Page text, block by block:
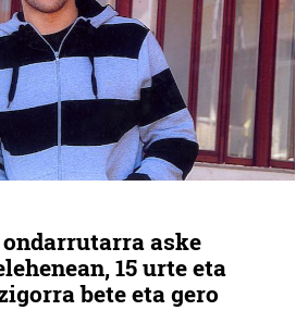
aske
15 urte eta
bete eta gero